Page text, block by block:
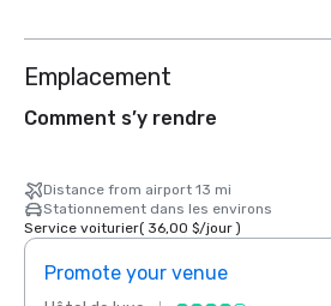
Emplacement
Comment s’y rendre
Distance from airport 13 mi
Stationnement dans les environs
Service voiturier( 36,00 $/jour)
Promote your venue